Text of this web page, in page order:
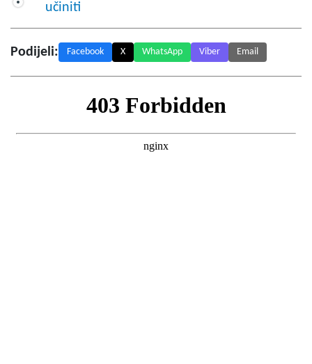
učiniti
Podijeli: Facebook X WhatsApp Viber Email